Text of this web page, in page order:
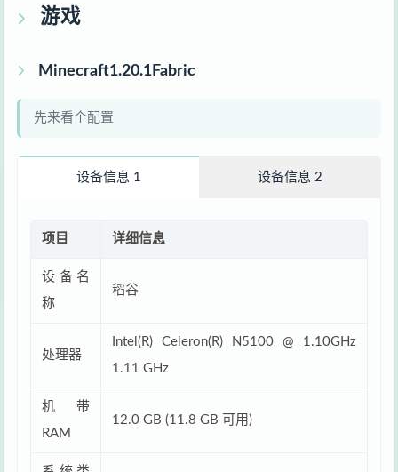
游戏
Minecraft1.20.1Fabric
先来看个配置
设备信息 1 设备信息 2
项目 详细信息
设备名
称
稻谷
处理器
Intel(R) Celeron(R) N5100 @ 1.10GHz
1.11 GHz
机带
RAM
12.0 GB (11.8 GB 可用)